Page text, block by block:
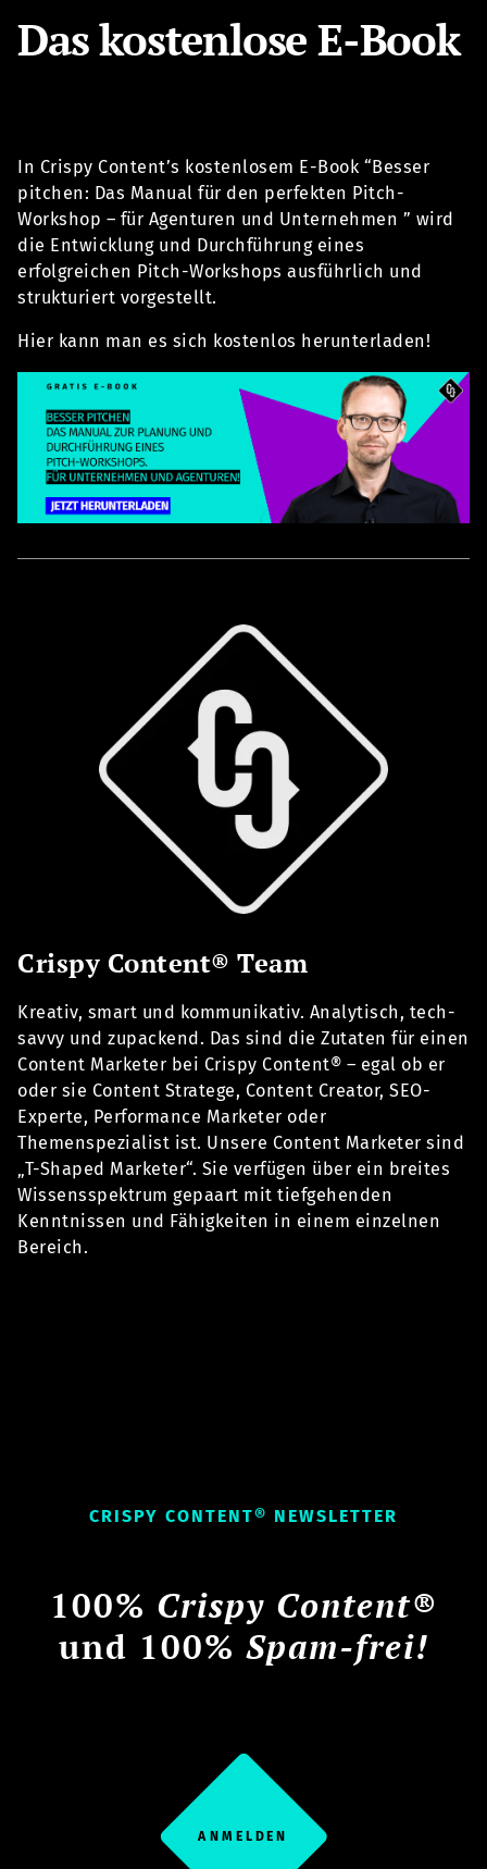
Das kostenlose E-Book
In Crispy Content’s kostenlosem E-Book “Besser
pitchen: Das Manual für den perfekten Pitch-
Workshop – für Agenturen und Unternehmen ” wird
die Entwicklung und Durchführung eines
erfolgreichen Pitch-Workshops ausführlich und
strukturiert vorgestellt.
Hier kann man es sich kostenlos herunterladen!
Crispy Content® Team
Kreativ, smart und kommunikativ. Analytisch, tech-
savvy und zupackend. Das sind die Zutaten für einen
Content Marketer bei Crispy Content® – egal ob er
oder sie Content Stratege, Content Creator, SEO-
Experte, Performance Marketer oder
Themenspezialist ist. Unsere Content Marketer sind
„T-Shaped Marketer“. Sie verfügen über ein breites
Wissensspektrum gepaart mit tiefgehenden
Kenntnissen und Fähigkeiten in einem einzelnen
Bereich.
CRISPY CONTENT® NEWSLETTER
100% Crispy Content®
und 100% Spam-frei!
ANMELDEN